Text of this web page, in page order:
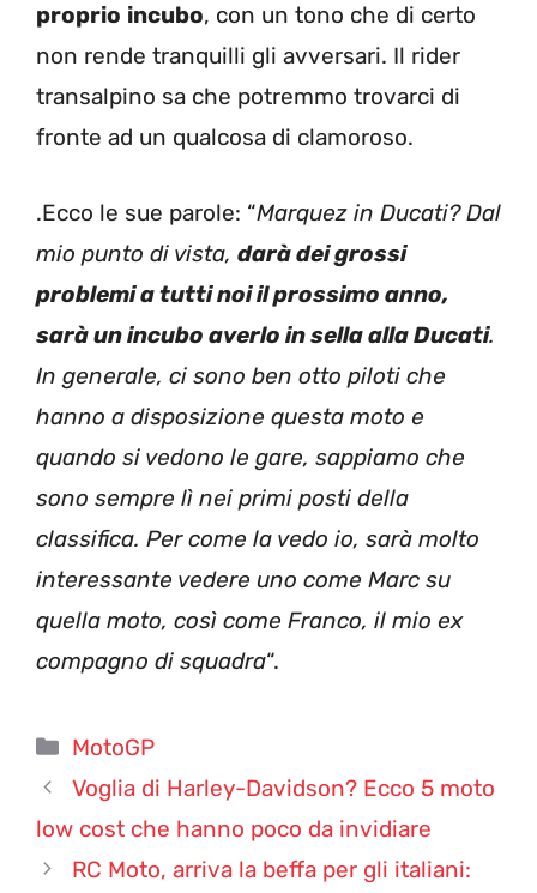
proprio incubo, con un tono che di certo
non rende tranquilli gli avversari. Il rider
transalpino sa che potremmo trovarci di
fronte ad un qualcosa di clamoroso.
.Ecco le sue parole: “Marquez in Ducati? Dal
mio punto di vista, darà dei grossi
problemi a tutti noi il prossimo anno,
sarà un incubo averlo in sella alla Ducati.
In generale, ci sono ben otto piloti che
hanno a disposizione questa moto e
quando si vedono le gare, sappiamo che
sono sempre lì nei primi posti della
classifica. Per come la vedo io, sarà molto
interessante vedere uno come Marc su
quella moto, così come Franco, il mio ex
compagno di squadra“.
Categorie
MotoGP
Voglia di Harley-Davidson? Ecco 5 moto
low cost che hanno poco da invidiare
RC Moto, arriva la beffa per gli italiani: